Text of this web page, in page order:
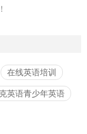
在线英语培训
英语青少年英语